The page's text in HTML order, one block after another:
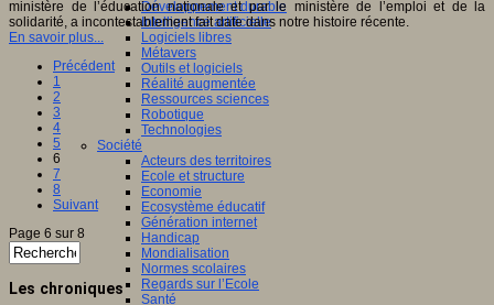
Développement durable
Intelligence artificielle
Logiciels libres
Métavers
Outils et logiciels
Réalité augmentée
Ressources sciences
Robotique
Technologies
Société
Acteurs des territoires
Ecole et structure
Economie
Ecosystème éducatif
Génération internet
Handicap
Mondialisation
Normes scolaires
Regards sur l’Ecole
Santé
ministère de l’éducation nationale et par le ministère de l’emploi et de la
solidarité, a incontestablement fait date dans notre histoire récente.
En savoir plus...
Précédent
1
2
3
4
5
6
7
8
Suivant
Page 6 sur 8
Les chroniques